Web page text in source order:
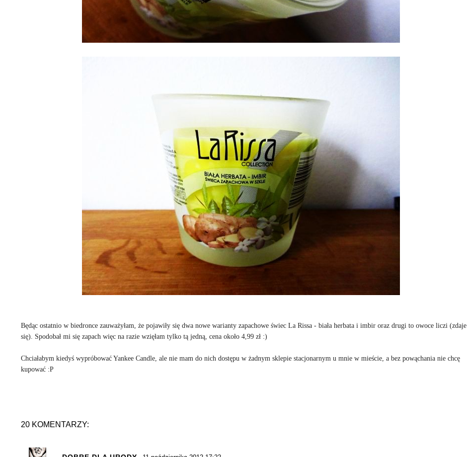
Będąc ostatnio w biedronce zauważyłam, że pojawiły się dwa nowe warianty zapachowe świec La Rissa - biała herbata i imbir oraz drugi to owoce liczi (zdaje
się). Spodobał mi się zapach więc na razie wzięłam tylko tą jedną, cena około 4,99 zł :)
Chciałabym kiedyś wypróbować Yankee Candle, ale nie mam do nich dostępu w żadnym sklepie stacjonarnym u mnie w mieście, a bez powąchania nie chcę
kupować :P
20 KOMENTARZY: